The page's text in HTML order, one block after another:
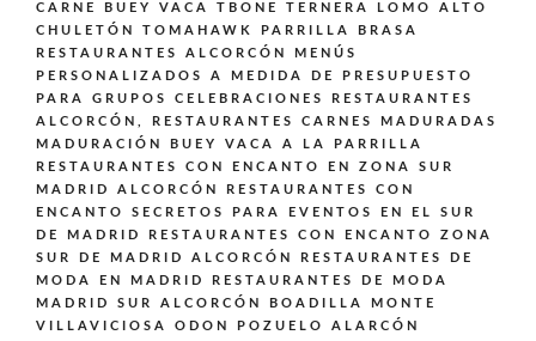
CARNE BUEY VACA TBONE TERNERA LOMO ALTO
CHULETÓN TOMAHAWK PARRILLA BRASA
RESTAURANTES ALCORCÓN MENÚS
PERSONALIZADOS A MEDIDA DE PRESUPUESTO
PARA GRUPOS CELEBRACIONES
RESTAURANTES
ALCORCÓN,
RESTAURANTES CARNES MADURADAS
MADURACIÓN BUEY VACA A LA PARRILLA
RESTAURANTES CON ENCANTO EN ZONA SUR
MADRID ALCORCÓN
RESTAURANTES CON
ENCANTO SECRETOS PARA EVENTOS EN EL SUR
DE MADRID
RESTAURANTES CON ENCANTO ZONA
SUR DE MADRID ALCORCÓN
RESTAURANTES DE
MODA EN MADRID
RESTAURANTES DE MODA
MADRID SUR ALCORCÓN BOADILLA MONTE
VILLAVICIOSA ODON POZUELO ALARCÓN